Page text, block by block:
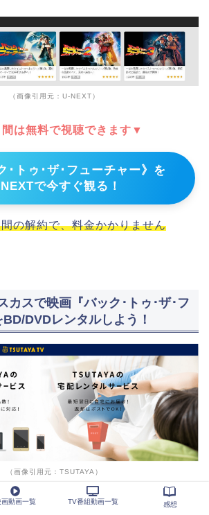
（画像引用元：U-NEXT）
は無料で視聴できます▼
･トゥ･ザ･フューチャー》を
で今すぐ観る！
の解約で、料金かかりません
カスで映画『バック･トゥ･ザ･フ
DVDレンタルしよう！
（画像引用元：TSUTAYA）
･ザ･フューチャー』をブルーレイや
画動画一覧 TV番組動画一覧 感想